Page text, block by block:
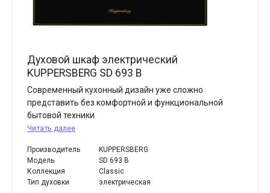
Духовой шкаф электрический
KUPPERSBERG SD 693 B
Современный кухонный дизайн уже сложно
представить без комфортной и функциональной
бытовой техники
Читать далее
Производитель
KUPPERSBERG
Модель
SD 693 B
Коллекция
Classic
Тип духовки
электрическая